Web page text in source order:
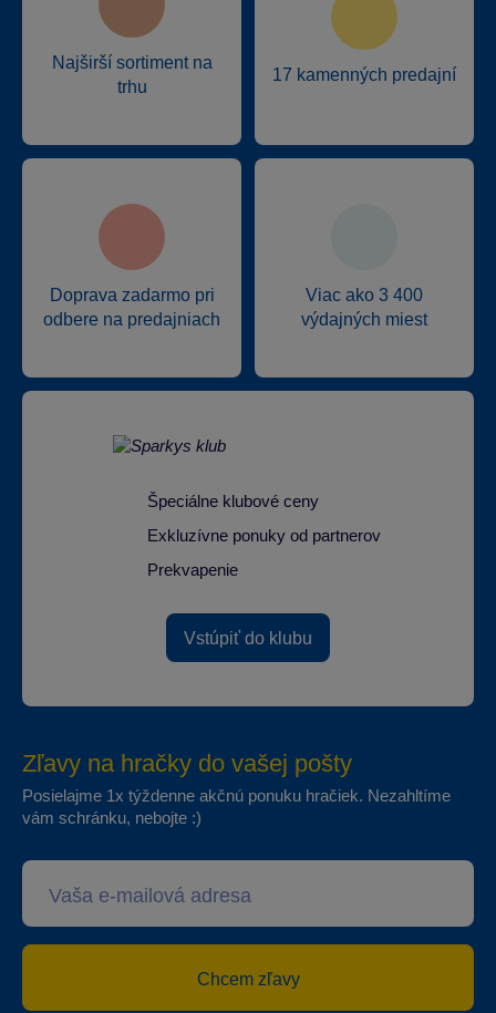
Najširší sortiment na
trhu
17 kamenných predajní
Doprava zadarmo pri
odbere na predajniach
Viac ako 3 400
výdajných miest
Špeciálne klubové ceny
Exkluzívne ponuky od partnerov
Prekvapenie
Vstúpiť do klubu
Zľavy na hračky do vašej pošty
Posielajme 1x týždenne akčnú ponuku hračiek. Nezahltíme
vám schránku, nebojte :)
Chcem zľavy